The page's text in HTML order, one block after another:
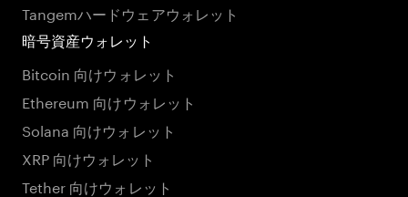
Tangemハードウェアウォレット
暗号資産ウォレット
Bitcoin 向けウォレット
Ethereum 向けウォレット
Solana 向けウォレット
XRP 向けウォレット
Tether 向けウォレット